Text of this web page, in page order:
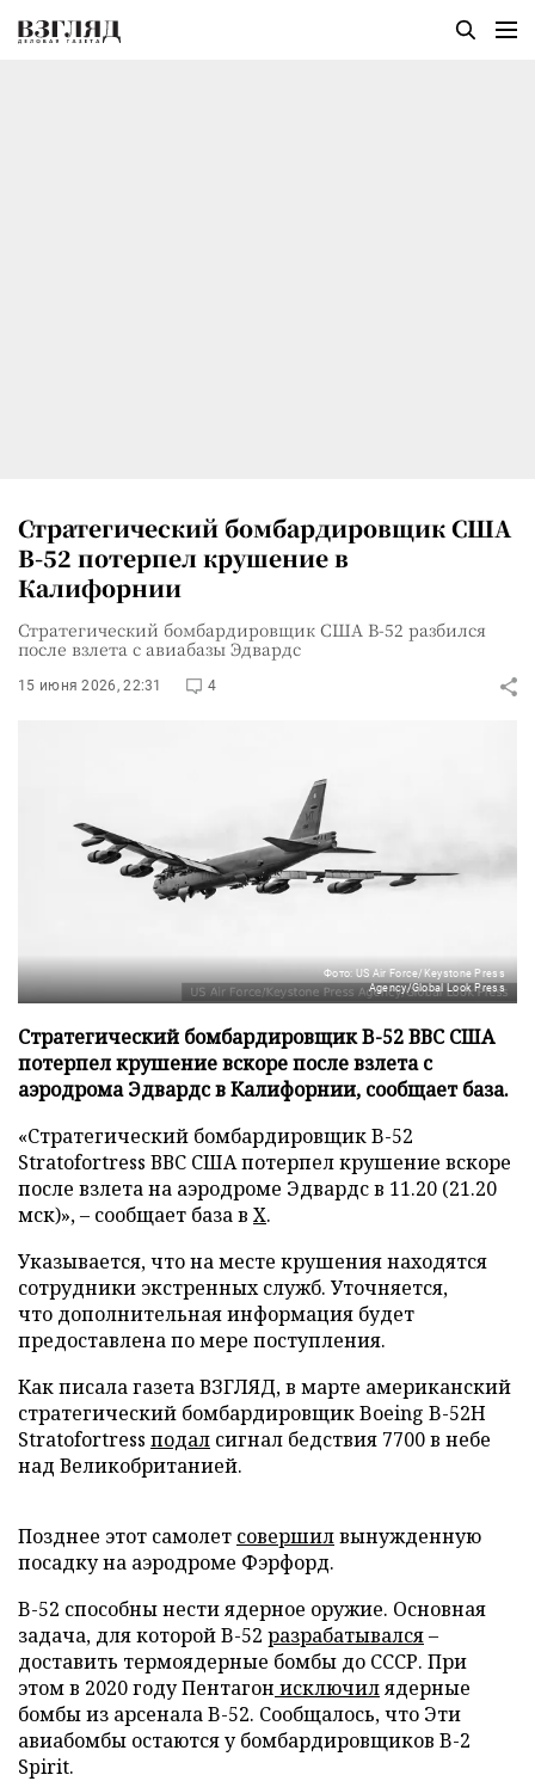
Стратегический бомбардировщик США
B-52 потерпел крушение в
Калифорнии
Стратегический бомбардировщик США B-52 разбился
после взлета с авиабазы Эдвардс
15 июня 2026, 22:31 4
Фото: US Air Force/Keystone Press
Agency/Global Look Press
Стратегический бомбардировщик B-52 ВВС США
потерпел крушение вскоре после взлета с
аэродрома Эдвардс в Калифорнии, сообщает база.
«Стратегический бомбардировщик B-52
Stratofortress ВВС США потерпел крушение вскоре
после взлета на аэродроме Эдвардс в 11.20 (21.20
мск)», – сообщает база в X.
Указывается, что на месте крушения находятся
сотрудники экстренных служб. Уточняется,
что дополнительная информация будет
предоставлена по мере поступления.
Как писала газета ВЗГЛЯД, в марте американский
стратегический бомбардировщик Boeing B-52H
Stratofortress подал сигнал бедствия 7700 в небе
над Великобританией.
Позднее этот самолет совершилвынужденную
посадку на аэродроме Фэрфорд.
B-52 способны нести ядерное оружие. Основная
задача, для которой B-52 разрабатывался–
доставить термоядерные бомбы до СССР. При
этом в 2020 году Пентагон исключилядерные
бомбы из арсенала B-52. Сообщалось, что Эти
авиабомбы остаются у бомбардировщиков B-2
Spirit.